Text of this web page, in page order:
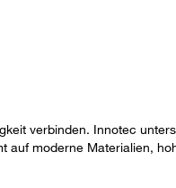
verbinden. Innotec
moderne Materialien,